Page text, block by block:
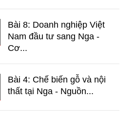
Bài 8: Doanh nghiệp Việt
Nam đầu tư sang Nga -
Cơ...
Bài 4: Chế biến gỗ và nội
thất tại Nga - Nguồn...